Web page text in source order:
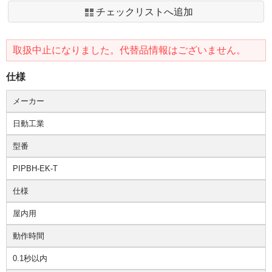
チェックリストへ追加
取扱中止になりました。代替品情報はございません。
仕様
メーカー
日動工業
型番
PIPBH-EK-T
仕様
屋内用
動作時間
0.1秒以内